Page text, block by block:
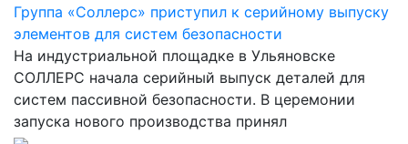
Группа «Соллерс» приступил к серийному выпуску
элементов для систем безопасности
На индустриальной площадке в Ульяновске
СОЛЛЕРС начала серийный выпуск деталей для
систем пассивной безопасности. В церемонии
запуска нового производства принял